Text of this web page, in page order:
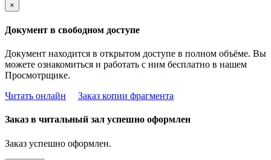
×
Документ в свободном доступе
Документ находится в открытом доступе в полном объёме. Вы
можете ознакомиться и работать с ним бесплатно в нашем
Просмотрщике.
Читать онлайн
Заказ копии фрагмента
Заказ в читальный зал успешно оформлен
Заказ успешно оформлен.